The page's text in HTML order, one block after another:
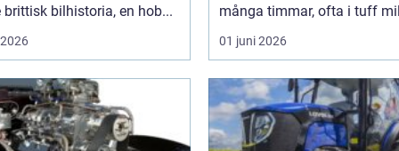
brittisk bilhistoria, en hob...
många timmar, ofta i tuff
01 juni 2026